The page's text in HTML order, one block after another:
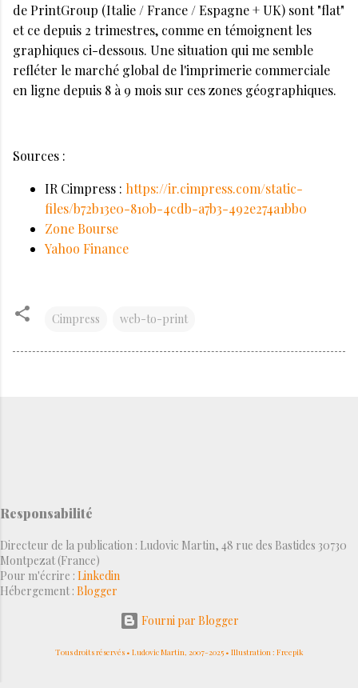
de PrintGroup (Italie / France / Espagne + UK) sont "flat"
et ce depuis 2 trimestres, comme en témoignent les
graphiques ci-dessous. Une situation qui me semble
refléter le marché global de l'imprimerie commerciale
en ligne depuis 8 à 9 mois sur ces zones géographiques.
Sources :
IR Cimpress : https://ir.cimpress.com/static-
files/b72b13e0-810b-4cdb-a7b3-492e274a1bb0
Zone Bourse
Yahoo Finance
Cimpress web-to-print
Responsabilité
Directeur de la publication : Ludovic Martin, 48 rue des Bastides 30730
Montpezat (France)
Pour m'écrire : Linkedin
Hébergement : Blogger
Fourni par Blogger
Tous droits réservés • Ludovic Martin, 2007-2025 • Illustration : Freepik